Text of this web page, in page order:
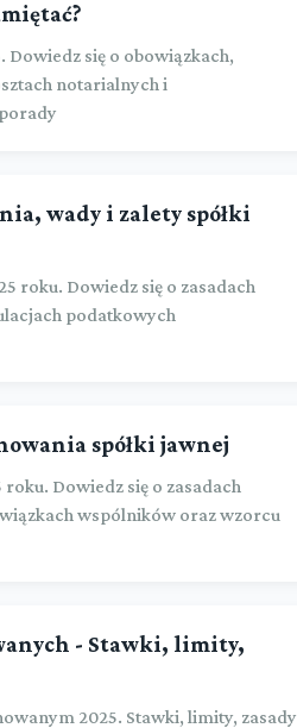
się o obowiązkach,
notarialnych i
wady i zalety spółki
roku. Dowiedz się o zasadach
podatkowych
spółki jawnej
Dowiedz się o zasadach
wspólników oraz wzorcu
- Stawki, limity,
2025. Stawki, limity, zasady